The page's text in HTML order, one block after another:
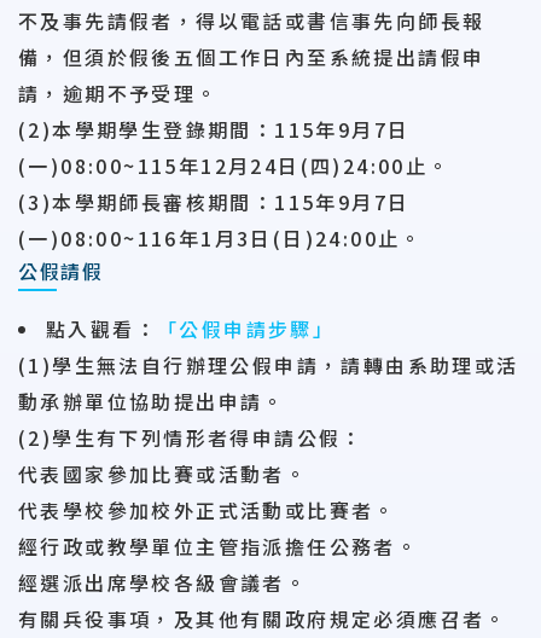
不及事先請假者，得以電話或書信事先向師長報
備，但須於假後五個工作日 內至系統提出請假申
請，逾期不予受理。
(2)本學期學生登錄期間：115年9月7日
(一)08:00~115年12月24日(四)24:00止。
(3)本學期師長審核期間：115年9月7日
(一)08:00~116年1月3日(日)24:00止。
公假請假
點入觀看 ：
「公假申請步驟」
(1)學生無法自行辦理公假申請，請轉由系助理或活
動承辦單位協助提出申請。
(2)學生有下列情形者得申請公假：
代表國家參加比賽或活動者。
代表學校參加校外正式活動或比賽者。
經行政或教學單位主管指派擔任公務者。
經選派出席學校各級會議者。
有關兵役事項，及其他有關政府規定必須應召者。